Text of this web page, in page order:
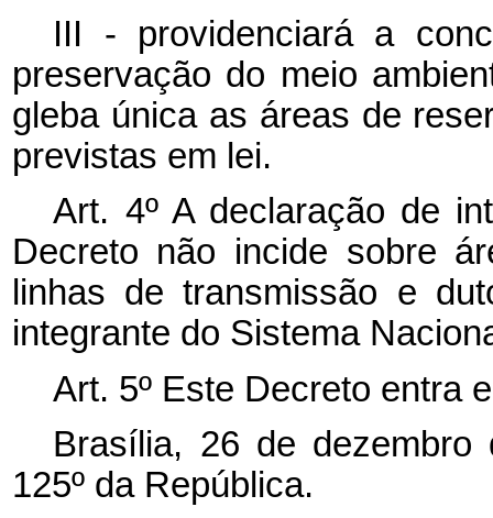
III - providenciará a
preservação do meio
gleba única as áreas de
previstas em lei.
Art. 4º A declaração de
Decreto não incide sobre
linhas de transmissão e
integrante do Sistema
Art. 5º Este Decreto entra
Brasília, 26 de dezembro
125º da República.